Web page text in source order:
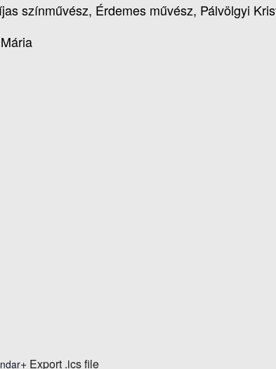
színművész, Érdemes művész, Pálvölgyi
+ Export .ics file